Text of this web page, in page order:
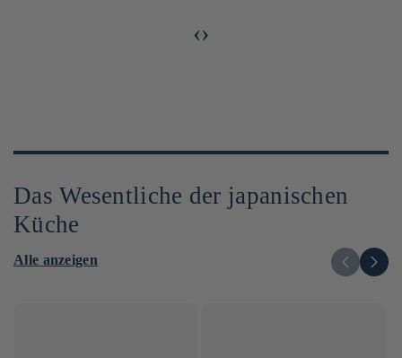
‹›
Das Wesentliche der japanischen
Küche
Alle anzeigen